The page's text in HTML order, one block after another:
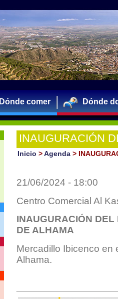
Dónde comer Dónde
INAUGURACIÓN
CONDADO DE
Inicio >Agenda >
21/06/2024 - 18:00
Centro Comercial Al
INAUGURACIÓN
DE ALHAMA
Mercadillo Ibicenco en
Alhama.